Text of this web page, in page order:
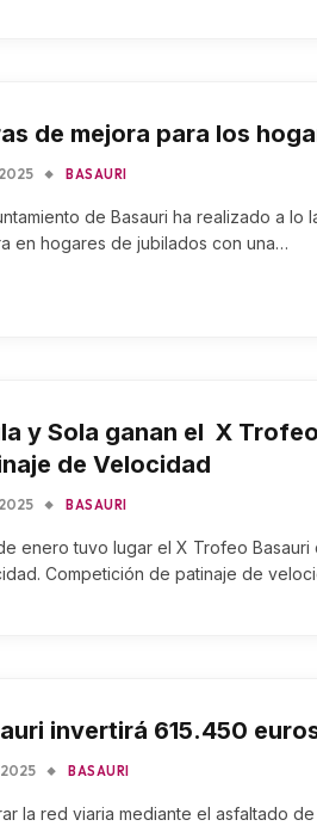
de mejora para los
BASAURI
de Basauri ha realizado a lo
en hogares de jubilados con una…
y Sola ganan el X
de Velocidad
BASAURI
enero tuvo lugar el X Trofeo Basauri
Competición de patinaje de
invertirá 615.450
BASAURI
la red viaria mediante el asfaltado